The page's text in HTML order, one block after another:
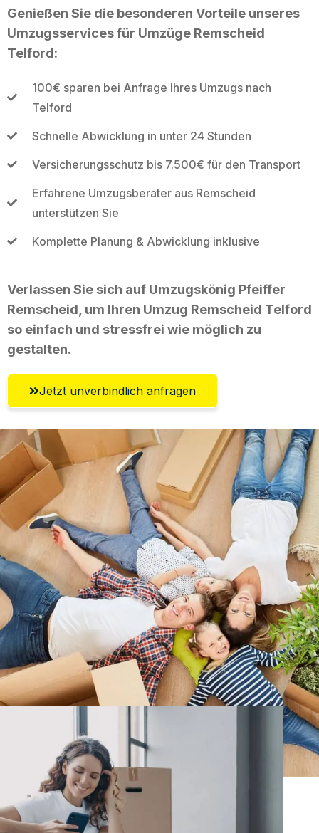
Genießen Sie die besonderen Vorteile unseres
Umzugsservices für Umzüge Remscheid
Telford:
100€ sparen bei Anfrage Ihres Umzugs nach
Telford
Schnelle Abwicklung in unter 24 Stunden
Versicherungsschutz bis 7.500€ für den Transport
Erfahrene Umzugsberater aus Remscheid
unterstützen Sie
Komplette Planung & Abwicklung inklusive
Verlassen Sie sich auf Umzugskönig Pfeiffer
Remscheid, um Ihren Umzug Remscheid Telford
so einfach und stressfrei wie möglich zu
gestalten.
Jetzt unverbindlich anfragen